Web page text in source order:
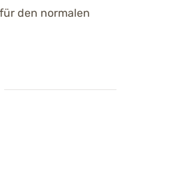
den normalen